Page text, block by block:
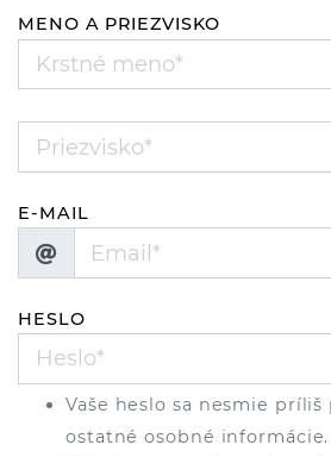
MENO A PRIEZVISKO
E-MAIL
HESLO
Vaše heslo sa nesmie príliš
ostatné osobné informácie.